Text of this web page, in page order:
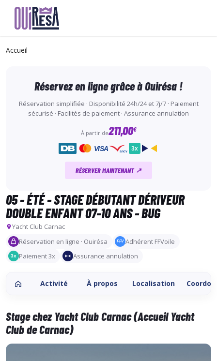
contenu
Accueil
05 - ÉTÉ - STAGE DÉBUTANT DÉRIVEUR
DOUBLE ENFANT 07-10 ANS - BUG
Yacht Club Carnac
Réservation en ligne · Ouirésa
FFV Adhérent FFVoile
3x Paiement 3x Assurance annulation
Activité À propos Localisation
Stage chez Yacht Club Carnac (Accueil Yacht
Club de Carnac)
Réservez en ligne grâce à Ouirésa !
Réservation simplifiée · Disponibilité 24h/24 et 7j/7 · Paiement
sécurisé · Facilités de paiement · Assurance annulation
À partir de211,00€
VISA ancv 3x
RÉSERVER MAINTENANT ↗